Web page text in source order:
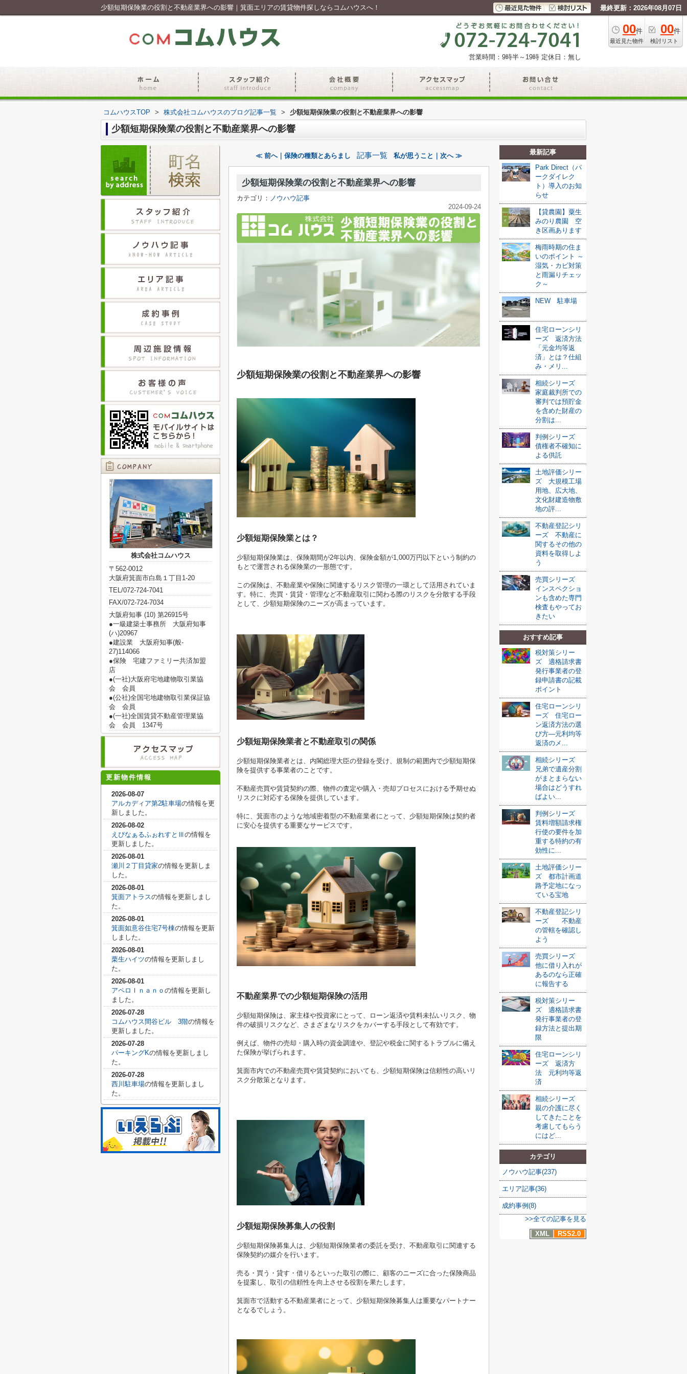
少額短期保険業の役割と不動産業界への影響｜箕面エリアの賃貸物件探しならコムハウスへ！ 最終更新：2026年08月07日
00件
最近見た物件
00件
検討リスト
営業時間：9時半～19時 定休日：無し
コムハウスTOP > 株式会社コムハウスのブログ記事一覧 > 少額短期保険業の役割と不動産業界への影響
少額短期保険業の役割と不動産業界への影響
≪ 前へ｜保険の種類とあらまし 記事一覧 私が思うこと｜次へ ≫
少額短期保険業の役割と不動産業界への影響
カテゴリ： ノウハウ記事
2024-09-24
少額短期保険業の役割と不動産業界への影響
少額短期保険業とは？
少額短期保険業は、保険期間が2年以内、保険金額が1,000万円以下という制約の
もとで運営される保険業の一形態です。
この保険は、不動産業や保険に関連するリスク管理の一環として活用されていま
す。特に、売買・賃貸・管理など不動産取引に関わる際のリスクを分散する手段
として、少額短期保険のニーズが高まっています。
少額短期保険業者と不動産取引の関係
少額短期保険業者とは、内閣総理大臣の登録を受け、規制の範囲内で少額短期保
険を提供する事業者のことです。
不動産売買や賃貸契約の際、物件の査定や購入・売却プロセスにおける予期せぬ
リスクに対応する保険を提供しています。
特に、箕面市のような地域密着型の不動産業者にとって、少額短期保険は契約者
に安心を提供する重要なサービスです。
不動産業界での少額短期保険の活用
少額短期保険は、家主様や投資家にとって、ローン返済や賃料未払いリスク、物
件の破損リスクなど、さまざまなリスクをカバーする手段として有効です。
例えば、物件の売却・購入時の資金調達や、登記や税金に関するトラブルに備え
た保険が挙げられます。
箕面市内での不動産売買や賃貸契約においても、少額短期保険は信頼性の高いリ
スク分散策となります。
少額短期保険募集人の役割
少額短期保険募集人は、少額短期保険業者の委託を受け、不動産取引に関連する
保険契約の媒介を行います。
売る・買う・貸す・借りるといった取引の際に、顧客のニーズに合った保険商品
を提案し、取引の信頼性を向上させる役割を果たします。
箕面市で活動する不動産業者にとって、少額短期保険募集人は重要なパートナー
となるでしょう。
最新記事
Park Direct（パ
ークダイレク
ト）導入のお知
らせ
【貸農園】粟生
みのり農園 空
き区画あります
梅雨時期の住ま
いのポイント ～
湿気・カビ対策
と雨漏りチェッ
ク～
NEW 駐車場
住宅ローンシリ
ーズ 返済方法
「元金均等返
済」とは？仕組
み・メリ...
相続シリーズ
家庭裁判所での
審判では預貯金
を含めた財産の
分割は...
判例シリーズ
債権者不確知に
よる供託
土地評価シリー
ズ 大規模工場
用地、広大地、
文化財建造物敷
地の評...
不動産登記シリ
ーズ 不動産に
関するその他の
資料を取得しよ
う
売買シリーズ
インスペクショ
ンも含めた専門
検査もやってお
きたい
おすすめ記事
税対策シリー
ズ 適格請求書
発行事業者の登
録申請書の記載
ポイント
住宅ローンシリ
ーズ 住宅ロー
ン返済方法の選
び方—元利均等
返済のメ...
相続シリーズ
兄弟で遺産分割
がまとまらない
場合はどうすれ
ばよい...
判例シリーズ
賃料増額請求権
行使の要件を加
重する特約の有
効性に...
土地評価シリー
ズ 都市計画道
路予定地になっ
ている宝地
不動産登記シリ
ーズ 不動産
の管轄を確認し
よう
売買シリーズ
他に借り入れが
あるのなら正確
に報告する
税対策シリー
ズ 適格請求書
発行事業者の登
録方法と提出期
限
住宅ローンシリ
ーズ 返済方
法 元利均等返
済
相続シリーズ
親の介護に尽く
してきたことを
考慮してもらう
にはど...
カテゴリ
ノウハウ記事(237)
エリア記事(36)
成約事例(8)
>>全ての記事を見る
XML
RSS2.0
株式会社コムハウス
〒562-0012
大阪府箕面市白島１丁目1-20
TEL/072-724-7041
FAX/072-724-7034
大阪府知事 (10) 第26915号
●一級建築士事務所 大阪府知事
(ハ)20967
●建設業 大阪府知事(般‐
27)114066
●保険 宅建ファミリー共済加盟
店
●(一社)大阪府宅地建物取引業協
会 会員
●(公社)全国宅地建物取引業保証協
会 会員
●(一社)全国賃貸不動産管理業協
会 会員 1347号
更新物件情報
2026-08-07
アルカディア第2駐車場の情報を更
新しました。
2026-08-02
えぴなぁるふぉれすとⅢ の情報を
更新しました。
2026-08-01
瀬川２丁目貸家の情報を更新しま
した。
2026-08-01
箕面アトラスの情報を更新しまし
た。
2026-08-01
箕面如意谷住宅7号棟の情報を更新
しました。
2026-08-01
栗生ハイツの情報を更新しまし
た。
2026-08-01
アペロＩｎａｎｏ の情報を更新し
ました。
2026-07-28
コムハウス間谷ビル 3階の情報を
更新しました。
2026-07-28
パーキングKの情報を更新しまし
た。
2026-07-28
西川駐車場の情報を更新しまし
た。